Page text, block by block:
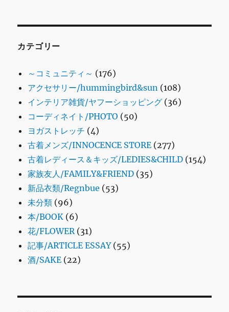
カテゴリー
～コミュニティ～ (176)
アクセサリー/hummingbird&sun (108)
インテリア雑貨/ヤフーショッピング (36)
コーディネイト/PHOTO (50)
ヨガストレッチ (4)
古着メンズ/INNOCENCE STORE (277)
古着レディース＆キッズ/LEDIES&CHILD (154)
家族友人/FAMILY&FRIEND (35)
新品衣類/Regnbue (53)
未分類 (96)
本/BOOK (6)
花/FLOWER(31)
記事/ARTICLE ESSAY(55)
酒/SAKE (22)